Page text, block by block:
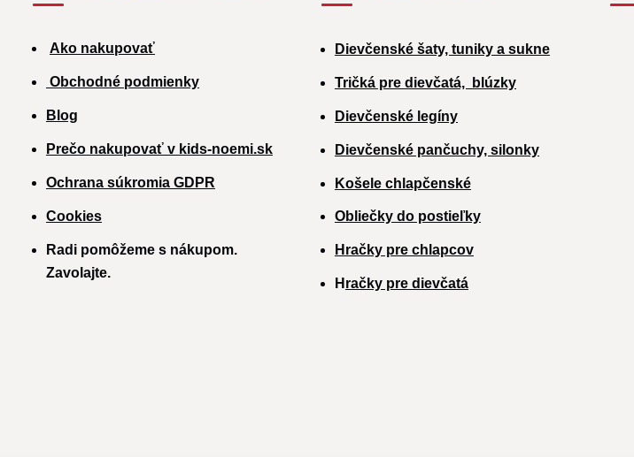
Ako nakupovať
Obchodné podmienky
Blog
Prečo nakupovať v kids-noemi.sk
Ochrana súkromia GDPR
Cookies
Radi pomôžeme s nákupom.
Zavolajte.
Dievčenské šaty, tuniky a sukne
Tričká pre dievčatá, blúzky
Dievčenské legíny
Dievčenské pančuchy, silonky
Košele chlapčenské
Obliečky do postieľky
Hračky pre chlapcov
H račky pre dievčatá